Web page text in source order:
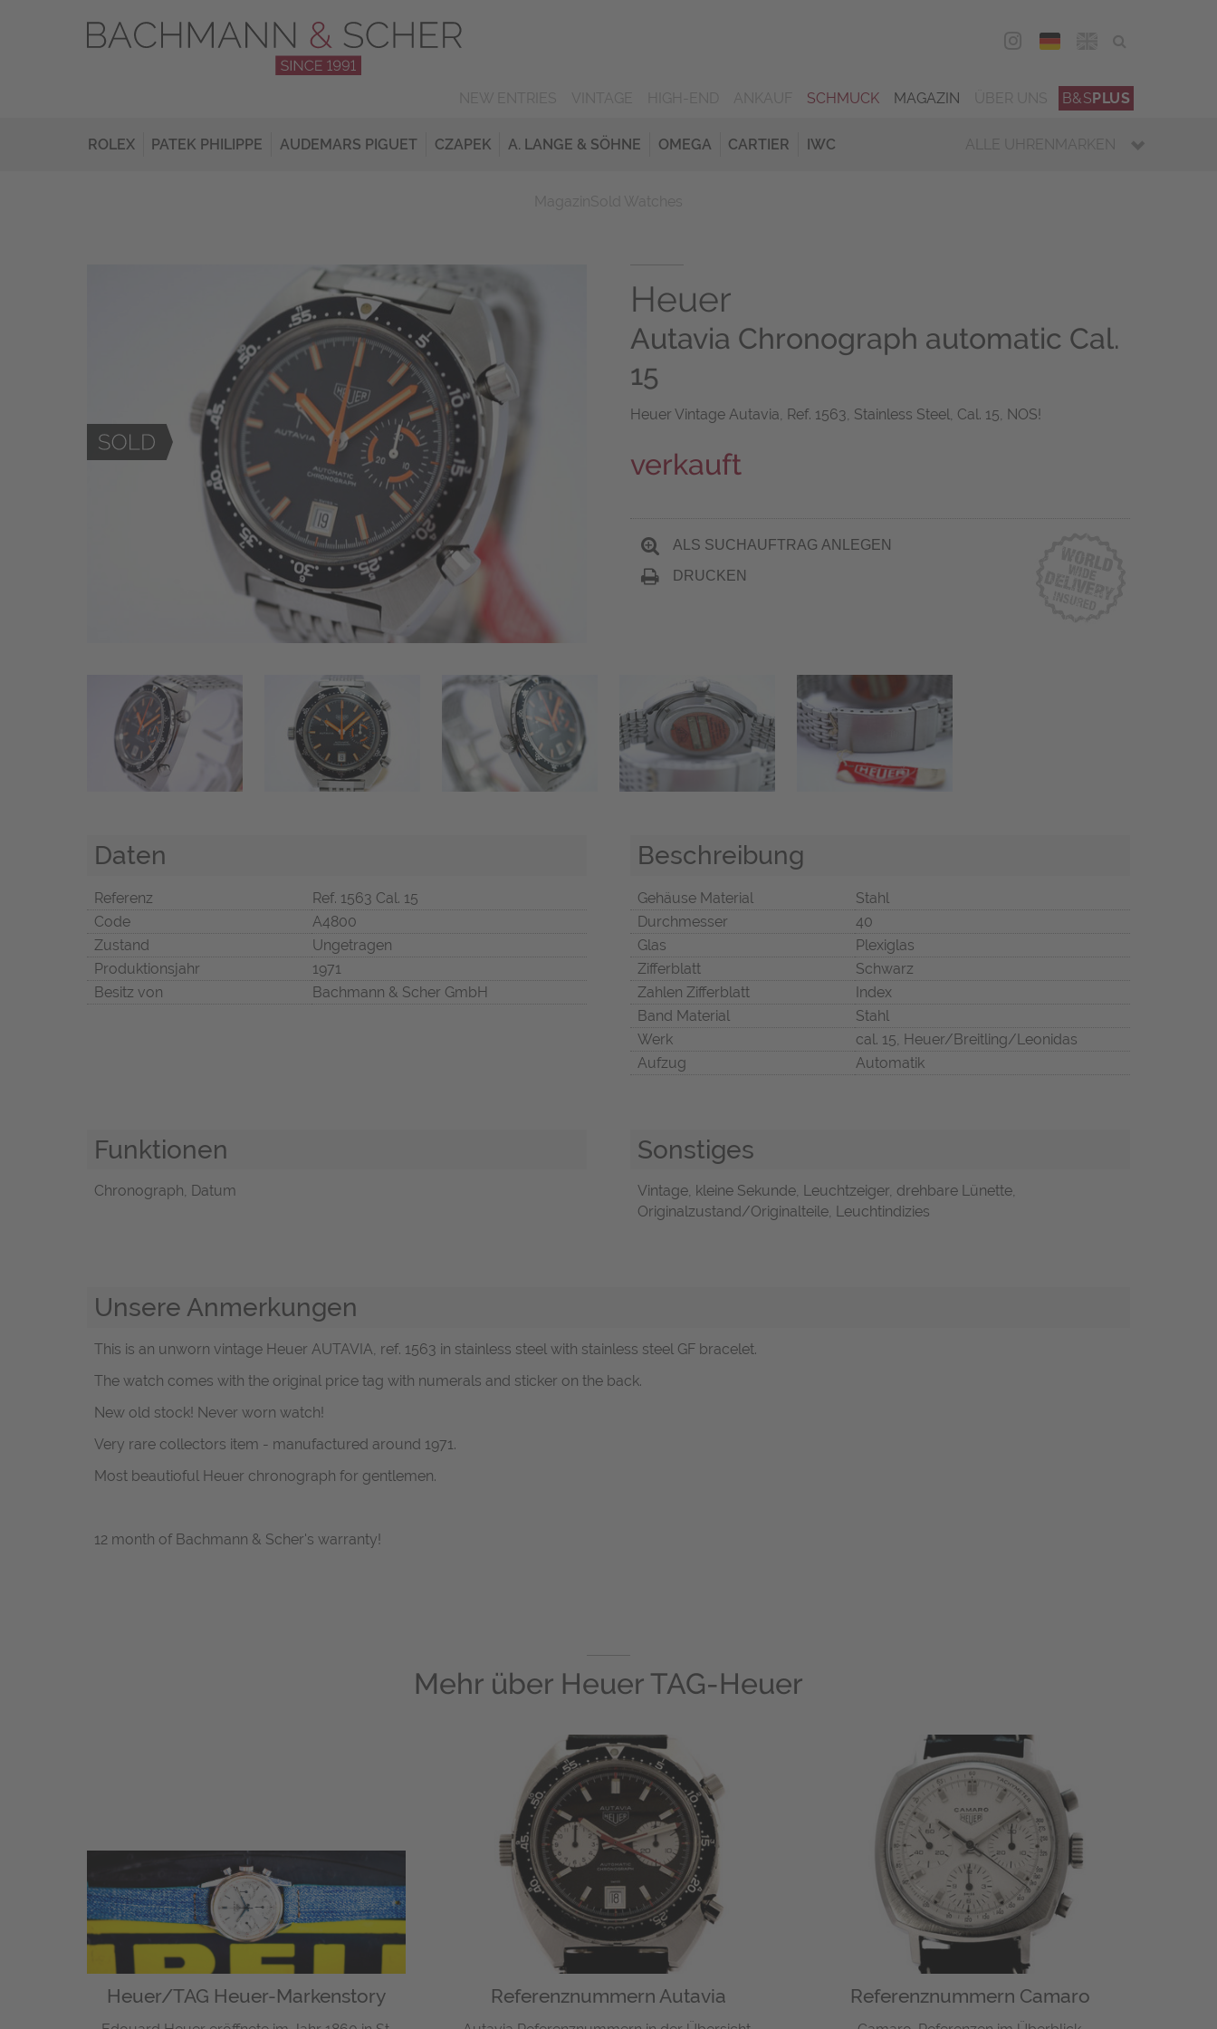
DEU
SCHMUCK MAGAZIN B&SPLUS
ROLEX PATEK PHILIPPE AUDEMARS PIGUET CZAPEK A. LANGE & SÖHNE OMEGA CARTIER IWC ALLE UHRENMARKEN
Heuer
Autavia Chronograph automatic Cal.
15
Heuer Vintage Autavia, Ref. 1563, Stainless Steel, Cal. 15, NOS!
verkauft
ALS SUCHAUFTRAG ANLEGEN
DRUCKEN
Daten
Referenz
Ref. 1563 Cal. 15
Code
A4800
Zustand
Ungetragen
Produktionsjahr
1971
Besitz von
Bachmann & Scher GmbH
Beschreibung
Gehäuse Material
Stahl
Durchmesser
40
Glas
Plexiglas
Zifferblatt
Schwarz
Zahlen Zifferblatt
Index
Band Material
Stahl
Werk
cal. 15, Heuer/Breitling/Leonidas
Aufzug
Automatik
Funktionen
Chronograph, Datum
Sonstiges
Vintage, kleine Sekunde, Leuchtzeiger, drehbare Lünette,
Originalzustand/Originalteile, Leuchtindizies
Unsere Anmerkungen
This is an unworn vintage Heuer AUTAVIA, ref. 1563 in stainless steel with stainless steel GF bracelet.
The watch comes with the original price tag with numerals and sticker on the back.
New old stock! Never worn watch!
Very rare collectors item - manufactured around 1971.
Most beautioful Heuer chronograph for gentlemen.
12 month of Bachmann & Scher's warranty!
Mehr über Heuer TAG-Heuer
Heuer/TAG Heuer-Markenstory Referenznummern Autavia Referenznummern Camaro